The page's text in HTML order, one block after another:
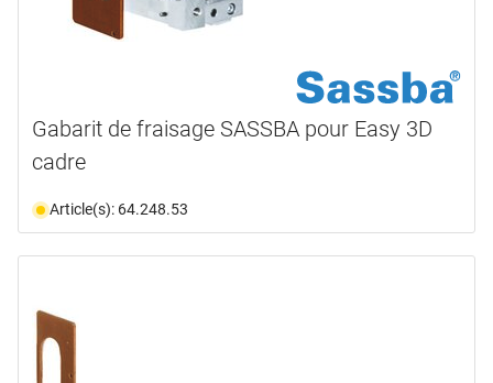
Gabarit de fraisage SASSBA pour Easy 3D
cadre
Article(s): 64.248.53